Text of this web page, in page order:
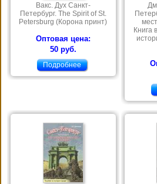
Вакс. Дух Санкт-
Петербург. The Spirit of St.
Petersburg (Корона принт)
Оптовая цена:
50 руб.
Подробнее
Книга